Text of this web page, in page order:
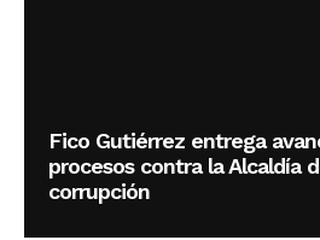
Fico Gutiérrez entrega
procesos contra la Alcaldía
corrupción